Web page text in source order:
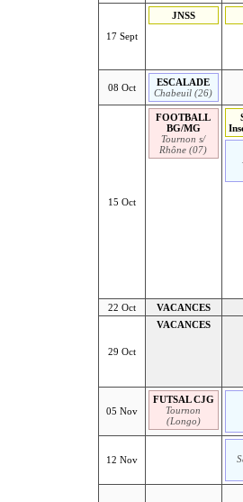
17 Sept
JNSS
08 Oct
ESCALADE
Chabeuil (26)
15 Oct
FOOTBALL
BG/MG
Tournon s/
Rhône (07)
22 Oct VACANCES
29 Oct
VACANCES
05 Nov
FUTSAL CJG
Tournon
(Longo)
12 Nov